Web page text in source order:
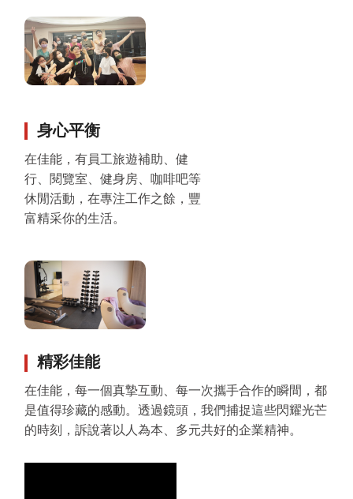
身心平衡
在佳能，有員工旅遊補助、健
行、閱覽室、健身房、咖啡吧等
休閒活動，在專注工作之餘，豐
富精采你的生活。
精彩佳能
在佳能，每一個真摯互動、每一次攜手合作的瞬間，都
是值得珍藏的感動。透過鏡頭，我們捕捉這些閃耀光芒
的時刻，訴說著以人為本、多元共好的企業精神。